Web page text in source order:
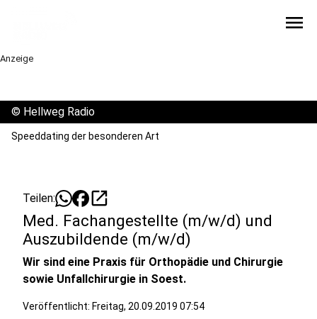
menu
Anzeige
© Hellweg Radio
Speeddating der besonderen Art
Teilen: open_in_new
Med. Fachangestellte (m/w/d) und
Auszubildende (m/w/d)
Wir sind eine Praxis für Orthopädie und Chirurgie
sowie Unfallchirurgie in Soest.
Veröffentlicht: Freitag, 20.09.2019 07:54